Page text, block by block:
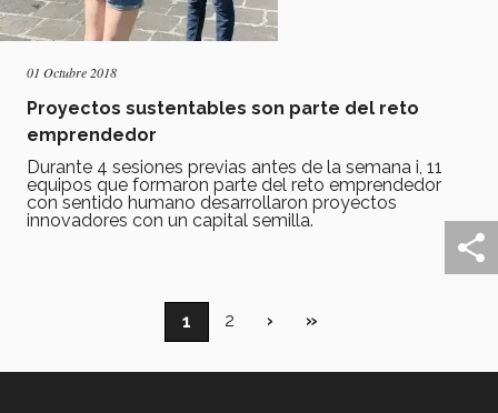
01 Octubre 2018
Proyectos sustentables son parte del reto
emprendedor
Durante 4 sesiones previas antes de la semana i, 11
equipos que formaron parte del reto emprendedor
con sentido humano desarrollaron proyectos
innovadores con un capital semilla.
Página
actual
1 Página
2
Siguiente
›
Última
»